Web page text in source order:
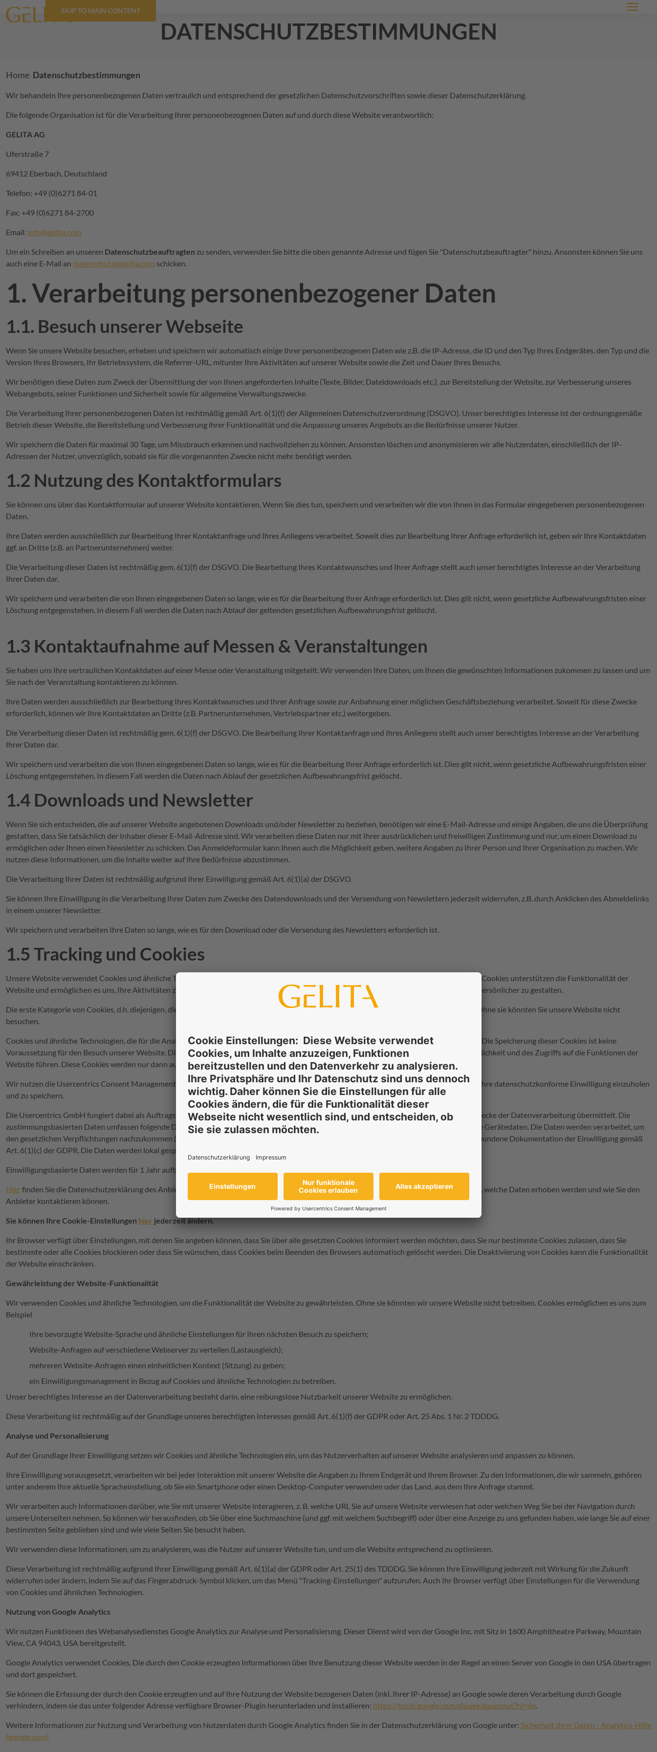
SKIP TO MAIN CONTENT Menü
datenschutzbestimmungen
Breadcrumb
Home Datenschutzbestimmungen
Wir behandeln Ihre personenbezogenen Daten vertraulich und entsprechend der gesetzlichen Datenschutzvorschriften sowie dieser Datenschutzerklärung.
Die folgende Organisation ist für die Verarbeitung Ihrer personenbezogenen Daten auf und durch diese Website verantwortlich:
GELITAAG
Uferstraße 7
69412 Eberbach, Deutschland
Telefon: +49 (0)6271 84-01
Fax: +49 (0)6271 84-2700
Email: info@gelita.com
Um ein Schreiben an unseren Datenschutzbeauftragten zu senden, verwenden Sie bitte die oben genannte Adresse und fügen Sie "Datenschutzbeauftragter" hinzu. Ansonsten können Sie uns
auch eine E-Mail an datenschutz@gelita.com schicken.
1. Verarbeitung personenbezogener Daten
1.1. Besuch unserer Webseite
Wenn Sie unsere Website besuchen, erheben und speichern wir automatisch einige Ihrer personenbezogenen Daten wie z.B. die IP-Adresse, die ID und den Typ Ihres Endgerätes, den Typ und die
Version Ihres Browsers, Ihr Betriebssystem, die Referrer-URL, mitunter Ihre Aktivitäten auf unserer Website sowie die Zeit und Dauer Ihres Besuchs.
Wir benötigen diese Daten zum Zweck der Übermittlung der von Ihnen angeforderten Inhalte (Texte, Bilder, Dateidownloads etc.), zur Bereitstellung der Website, zur Verbesserung unseres
Webangebots, seiner Funktionen und Sicherheit sowie für allgemeine Verwaltungszwecke.
Die Verarbeitung Ihrer personenbezogenen Daten ist rechtmäßig gemäß Art. 6(1)(f) der Allgemeinen Datenschutzverordnung (DSGVO). Unser berechtigtes Interesse ist der ordnungsgemäße
Betrieb dieser Website, die Bereitstellung und Verbesserung ihrer Funktionalität und die Anpassung unseres Angebots an die Bedürfnisse unserer Nutzer.
Wir speichern die Daten für maximal 30 Tage, um Missbrauch erkennen und nachvollziehen zu können. Ansonsten löschen und anonymisieren wir alle Nutzerdaten, einschließlich der IP-
Adressen der Nutzer, unverzüglich, sobald sie für die vorgenannten Zwecke nicht mehr benötigt werden.
1.2 Nutzung des Kontaktformulars
Sie können uns über das Kontaktformular auf unserer Website kontaktieren. Wenn Sie dies tun, speichern und verarbeiten wir die von Ihnen in das Formular eingegebenen personenbezogenen
Daten.
Ihre Daten werden ausschließlich zur Bearbeitung Ihrer Kontaktanfrage und Ihres Anliegens verarbeitet. Soweit dies zur Bearbeitung Ihrer Anfrage erforderlich ist, geben wir Ihre Kontaktdaten
ggf. an Dritte (z.B. an Partnerunternehmen) weiter.
Die Verarbeitung dieser Daten ist rechtmäßig gem. 6(1)(f) der DSGVO. Die Bearbeitung Ihres Kontaktwunsches und Ihrer Anfrage stellt auch unser berechtigtes Interesse an der Verarbeitung
Ihrer Daten dar.
Wir speichern und verarbeiten die von Ihnen eingegebenen Daten so lange, wie es für die Bearbeitung Ihrer Anfrage erforderlich ist. Dies gilt nicht, wenn gesetzliche Aufbewahrungsfristen einer
Löschung entgegenstehen. In diesem Fall werden die Daten nach Ablauf der geltenden gesetzlichen Aufbewahrungsfrist gelöscht.
1.3 Kontaktaufnahme auf Messen & Veranstaltungen
Sie haben uns Ihre vertraulichen Kontaktdaten auf einer Messe oder Veranstaltung mitgeteilt. Wir verwenden Ihre Daten, um Ihnen die gewünschten Informationen zukommen zu lassen und um
Sie nach der Veranstaltung kontaktieren zu können.
Ihre Daten werden ausschließlich zur Bearbeitung Ihres Kontaktwunsches und Ihrer Anfrage sowie zur Anbahnung einer möglichen Geschäftsbeziehung verarbeitet. Soweit für diese Zwecke
erforderlich, können wir Ihre Kontaktdaten an Dritte (z.B. Partnerunternehmen, Vertriebspartner etc.) weitergeben.
Die Verarbeitung dieser Daten ist rechtmäßig gem. 6(1)(f) der DSGVO. Die Bearbeitung Ihrer Kontaktanfrage und Ihres Anliegens stellt auch unser berechtigtes Interesse an der Verarbeitung
Ihrer Daten dar.
Wir speichern und verarbeiten die von Ihnen eingegebenen Daten so lange, wie es für die Bearbeitung Ihrer Anfrage erforderlich ist. Dies gilt nicht, wenn gesetzliche Aufbewahrungsfristen einer
Löschung entgegenstehen. In diesem Fall werden die Daten nach Ablauf der gesetzlichen Aufbewahrungsfrist gelöscht.
1.4 Downloads und Newsletter
Wenn Sie sich entscheiden, die auf unserer Website angebotenen Downloads und/oder Newsletter zu beziehen, benötigen wir eine E-Mail-Adresse und einige Angaben, die uns die Überprüfung
gestatten, dass Sie tatsächlich der Inhaber dieser E-Mail-Adresse sind. Wir verarbeiten diese Daten nur mit Ihrer ausdrücklichen und freiwilligen Zustimmung und nur, um einen Download zu
ermöglichen oder Ihnen einen Newsletter zu schicken. Das Anmeldeformular kann Ihnen auch die Möglichkeit geben, weitere Angaben zu Ihrer Person und Ihrer Organisation zu machen. Wir
nutzen diese Informationen, um die Inhalte weiter auf Ihre Bedürfnisse abzustimmen.
Die Verarbeitung Ihrer Daten ist rechtmäßig aufgrund Ihrer Einwilligung gemäß Art. 6(1)(a) der DSGVO.
Sie können Ihre Einwilligung in die Verarbeitung Ihrer Daten zum Zwecke des Datendownloads und der Versendung von Newslettern jederzeit widerrufen, z.B. durch Anklicken des Abmeldelinks
in einem unserer Newsletter.
Wir speichern und verarbeiten Ihre Daten so lange, wie es für den Download oder die Versendung des Newsletters erforderlich ist.
1.5 Tracking und Cookies
Unsere Website verwendet Cookies und ähnliche Technologien. Cookies sind kleine Textdateien, die Ihr Browser auf Ihrem Endgerät speichert. Cookies unterstützen die Funktionalität der
Website und ermöglichen es uns, Ihre Aktivitäten zu analysieren und zu personalisieren, um unser Angebot nutzerfreundlicher, effektiver und persönlicher zu gestalten.
Die erste Kategorie von Cookies, d.h. diejenigen, die die Funktionalität der Website unterstützen, werden als funktionale Cookies bezeichnet. Ohne sie könnten Sie unsere Website nicht
besuchen.
Cookies und ähnliche Technologien, die für die Analyse und Personalisierung benötigt werden, werden zustimmungsbasierte Cookies genannt. Die Speicherung dieser Cookies ist keine
Voraussetzung für den Besuch unserer Website. Die Nichtverwendung dieser Cookies kann jedoch zu einer Einschränkung der Benutzerfreundlichkeit und des Zugriffs auf die Funktionen der
Website führen. Diese Cookies werden nur dann auf Ihrem Endgerät gespeichert, wenn Sie dem zustimmen.
Wir nutzen die Usercentrics Consent Management Plattform der Usercentrics GmbH, Sendlinger Straße 7, 80331 München, Deutschland, um Ihre datenschutzkonforme Einwilligung einzuholen
und zu speichern.
Die Usercentrics GmbH fungiert dabei als Auftragsverarbeiter, an denGELITA personenbezogene Daten (einwilligungsbasierte Daten) zum Zwecke der Datenverarbeitung übermittelt. Die
zustimmungsbasierten Daten umfassen folgende Daten: Datum und Uhrzeit Ihres Besuchs und/oder Ihre Zustimmung/Ablehnung sowie einige Gerätedaten. Die Daten werden verarbeitet, um
den gesetzlichen Verpflichtungen nachzukommen (Verpflichtung zum Nachweis der Einwilligung gemäß Art. 7(1) GDPR) und für die damit verbundene Dokumentation der Einwilligung gemäß
Art. 6(1)(c) der GDPR. Die Daten werden lokal gespeichert.
Einwilligungsbasierte Daten werden für 1 Jahr aufbewahrt. Die Daten liegen auf Servern in der Europäischen Union.
Hierfinden Sie die Datenschutzerklärung des Anbieters der Usercentrics Consent Management Plattform mit weiteren Informationen darüber, welche Daten erhoben werden und wie Sie den
Anbieter kontaktieren können.
Sie können Ihre Cookie-Einstellungen hier jederzeit ändern.
Ihr Browser verfügt über Einstellungen, mit denen Sie angeben können, dass Sie über alle gesetzten Cookies informiert werden möchten, dass Sie nur bestimmte Cookies zulassen, dass Sie
bestimmte oder alle Cookies blockieren oder dass Sie wünschen, dass Cookies beim Beenden des Browsers automatisch gelöscht werden. Die Deaktivierung von Cookies kann die Funktionalität
der Website einschränken.
Gewährleistung der Website-Funktionalität
Wir verwenden Cookies und ähnliche Technologien, um die Funktionalität der Website zu gewährleisten. Ohne sie könnten wir unsere Website nicht betreiben. Cookies ermöglichen es uns zum
Beispiel
Ihre bevorzugte Website-Sprache und ähnliche Einstellungen für Ihren nächsten Besuch zu speichern;
Website-Anfragen auf verschiedene Webserver zu verteilen (Lastausgleich);
mehreren Website-Anfragen einen einheitlichen Kontext (Sitzung) zu geben;
ein Einwilligungsmanagement in Bezug auf Cookies und ähnliche Technologien zu betreiben.
Unser berechtigtes Interesse an der Datenverarbeitung besteht darin, eine reibungslose Nutzbarkeit unserer Website zu ermöglichen.
Diese Verarbeitung ist rechtmäßig auf der Grundlage unseres berechtigten Interesses gemäß Art. 6(1)(f) der GDPR oder Art. 25 Abs. 1 Nr. 2 TDDDG.
Analyse und Personalisierung
Auf der Grundlage Ihrer Einwilligung setzen wir Cookies und ähnliche Technologien ein, um das Nutzerverhalten auf unserer Website analysieren und anpassen zu können.
Ihre Einwilligung vorausgesetzt, verarbeiten wir bei jeder Interaktion mit unserer Website die Angaben zu Ihrem Endgerät und Ihrem Browser. Zu den Informationen, die wir sammeln, gehören
unter anderem Ihre aktuelle Spracheinstellung, ob Sie ein Smartphone oder einen Desktop-Computer verwenden oder das Land, aus dem Ihre Anfrage stammt.
Wir verarbeiten auch Informationen darüber, wie Sie mit unserer Website interagieren, z. B. welche URL Sie auf unsere Website verwiesen hat oder welchen Weg Sie bei der Navigation durch
unsere Unterseiten nehmen. So können wir herausfinden, ob Sie über eine Suchmaschine (und ggf. mit welchem Suchbegriff) oder über eine Anzeige zu uns gefunden haben, wie lange Sie auf einer
bestimmten Seite geblieben sind und wie viele Seiten Sie besucht haben.
Wir verwenden diese Informationen, um zu analysieren, was die Nutzer auf unserer Website tun, und um die Website entsprechend zu optimieren.
Diese Verarbeitung ist rechtmäßig aufgrund Ihrer Einwilligung gemäß Art. 6(1)(a) der GDPR oder Art. 25(1) des TDDDG. Sie können Ihre Einwilligung jederzeit mit Wirkung für die Zukunft
widerrufen oder ändern, indem Sie auf das Fingerabdruck-Symbol klicken, um das Menü "Tracking-Einstellungen" aufzurufen. Auch Ihr Browser verfügt über Einstellungen für die Verwendung
von Cookies und ähnlichen Technologien.
Nutzung von Google Analytics
Wir nutzen Funktionen des Webanalysedienstes Google Analytics zur Analyse und Personalisierung. Dieser Dienst wird von der Google Inc. mit Sitz in 1600 Amphitheatre Parkway, Mountain
View, CA 94043, USA bereitgestellt.
Google Analytics verwendet Cookies. Die durch den Cookie erzeugten Informationen über Ihre Benutzung dieser Website werden in der Regel an einen Server von Google in den USA übertragen
und dort gespeichert.
Sie können die Erfassung der durch den Cookie erzeugten und auf Ihre Nutzung der Website bezogenen Daten (inkl. Ihrer IP-Adresse) an Google sowie deren Verarbeitung durch Google
verhindern, indem sie das unter folgender Adresse verfügbare Browser-Plugin herunterladen und installieren: https://tools.google.com/dlpage/gaoptout?hl=de.
Weitere Informationen zur Nutzung und Verarbeitung von Nutzerdaten durch Google Analytics finden Sie in der Datenschutzerklärung von Google unter: Sicherheit Ihrer Daten - Analytics-Hilfe
(google.com)